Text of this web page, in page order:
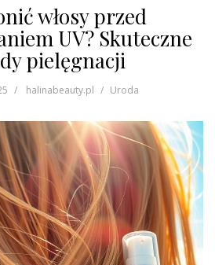
włosy przed
UV? Skuteczne
pielęgnacji
halinabeauty.pl Uroda